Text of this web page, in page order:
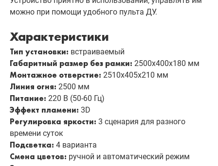
можно при помощи удобного пульта ДУ.
Характеристики
Тип установки: встраиваемый
Габаритный размер без рамки: 2500х400х180 мм
Монтажное отверстие: 2510х405х210 мм
Линия огня: 2500 мм
Питание: 220 В (50-60 Гц)
Эффект пламени: 3D
Регулировка яркости: 3 сценария для разного
времени суток
Подсветка: 4 варианта
Смена цветов: ручной и автоматический режим